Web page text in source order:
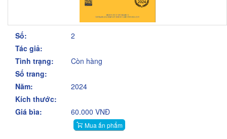
Số:
2
Tác giả:
Tình trạng:
Còn hàng
Số trang:
Năm:
2024
Kích thước:
Giá bìa:
60.000 VNĐ
Mua ấn phẩm